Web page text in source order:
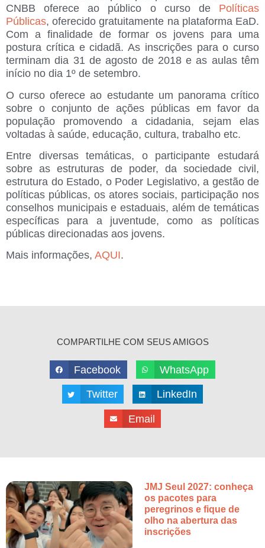
CNBB oferece ao público o curso de Políticas
Públicas, oferecido gratuitamente na plataforma EaD.
Com a finalidade de formar os jovens para uma
postura crítica e cidadã. As inscrições para o curso
terminam dia 31 de agosto de 2018 e as aulas têm
início no dia 1º de setembro.
O curso oferece ao estudante um panorama crítico
sobre o conjunto de ações públicas em favor da
população promovendo a cidadania, sejam elas
voltadas à saúde, educação, cultura, trabalho etc.
Entre diversas temáticas, o participante estudará
sobre as estruturas de poder, da sociedade civil,
estrutura do Estado, o Poder Legislativo, a gestão de
políticas públicas, os atores sociais, participação nos
conselhos municipais e estaduais, além de temáticas
específicas para a juventude, como as políticas
públicas direcionadas aos jovens.
Mais informações, AQUI.
COMPARTILHE COM SEUS AMIGOS
Facebook WhatsApp
Twitter LinkedIn
Email
JMJ Seul 2027: conheça
os pacotes para
peregrinos e fique de
olho na abertura das
inscrições